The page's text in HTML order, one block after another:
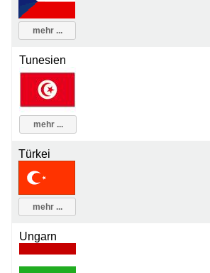
mehr ...
Tunesien
mehr ...
Türkei
mehr ...
Ungarn